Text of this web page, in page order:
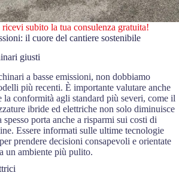
subito la tua consulenza gratuita!
il cuore del cantiere sostenibile
giusti
a basse emissioni, non dobbiamo
più recenti. È importante valutare anche
la conformità agli standard più severi, come il
ibride ed elettriche non solo diminuisce
porta anche a risparmi sui costi di
Essere informati sulle ultime tecnologie
prendere decisioni consapevoli e orientate
un ambiente più pulito.